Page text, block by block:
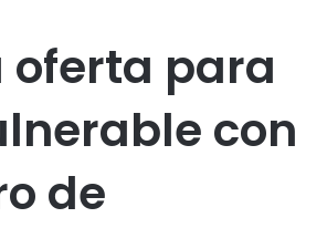
oferta para
con
de